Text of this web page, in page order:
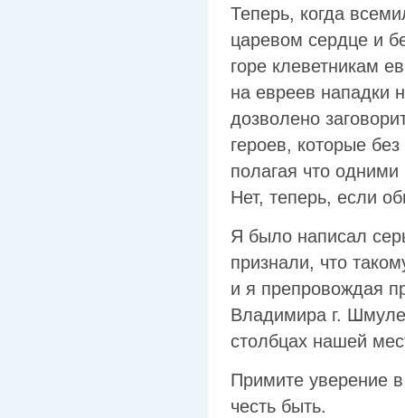
Теперь, когда
царевом сердце и
горе клеветникам
на евреев нападки
дозволено
героев, которые
полагая что
Нет, теперь, если
Я было написал
признали, что
и я препровождая
Владимира г.
столбцах нашей
Примите уверение
честь быть.